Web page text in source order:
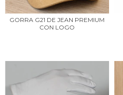
GORRA G21 DE JEAN PREMIUM
CON LOGO